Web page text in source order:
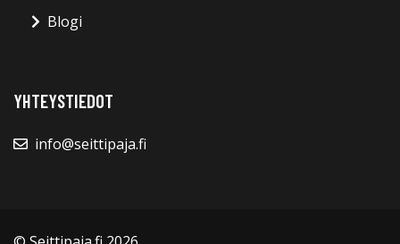
Blogi
YHTEYSTIEDOT
info@seittipaja.fi